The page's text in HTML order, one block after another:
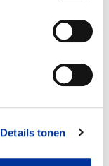
Details tonen